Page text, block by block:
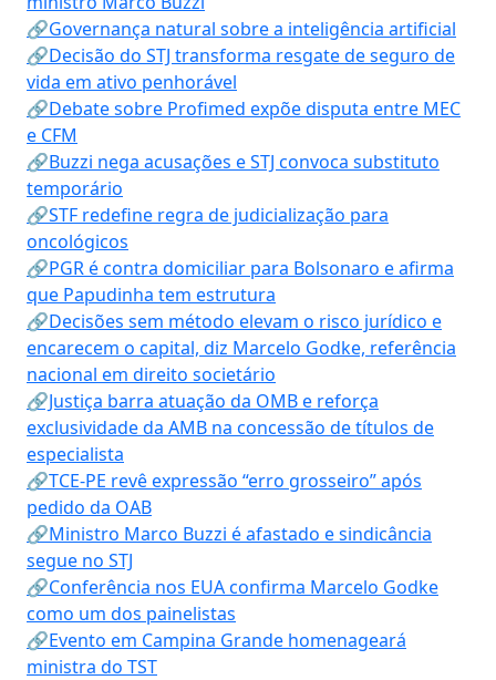
🔗Governança natural sobre a inteligência artificial
🔗Decisão do STJ transforma resgate de seguro de
vida em ativo penhorável
🔗Debate sobre Profimed expõe disputa entre MEC
e CFM
🔗Buzzi nega acusações e STJ convoca substituto
temporário
🔗STF redefine regra de judicialização para
oncológicos
🔗PGR é contra domiciliar para Bolsonaro e afirma
que Papudinha tem estrutura
🔗Decisões sem método elevam o risco jurídico e
encarecem o capital, diz Marcelo Godke, referência
nacional em direito societário
🔗Justiça barra atuação da OMB e reforça
exclusividade da AMB na concessão de títulos de
especialista
🔗TCE-PE revê expressão “erro grosseiro” após
pedido da OAB
🔗Ministro Marco Buzzi é afastado e sindicância
segue no STJ
🔗Conferência nos EUA confirma Marcelo Godke
como um dos painelistas
🔗Evento em Campina Grande homenageará
ministra do TST